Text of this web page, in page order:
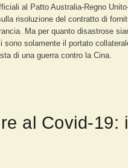
al Patto Australia-Regno
risoluzione del contratto di
Ma per quanto disastrose
sono solamente il portato
di una guerra contro la Cina.
al Covid-19: